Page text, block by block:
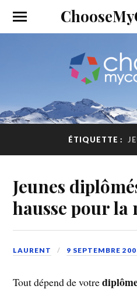
ÉTIQUETTE :
Jeunes
hausse pour la
LAURENT 9 SEPTEMBRE
Tout dépend de votre